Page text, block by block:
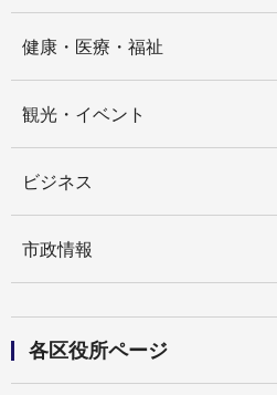
健康・医療・福祉
観光・イベント
ビジネス
市政情報
各区役所ページ